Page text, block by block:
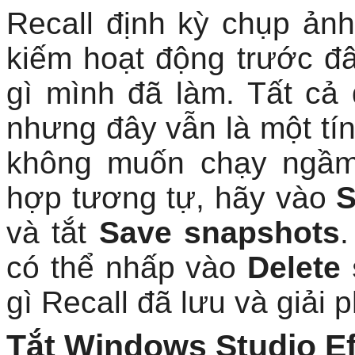
gì mình đã làm. Tất
nhưng đây vẫn là một
không muốn chạy
hợp tương tự, hãy vào
và tắt Save snapshots
có thể nhấp vàoDelete
gì Recall đã lưu và giải
Tắt Windows Studio
Bỏ qua các thủ thuật